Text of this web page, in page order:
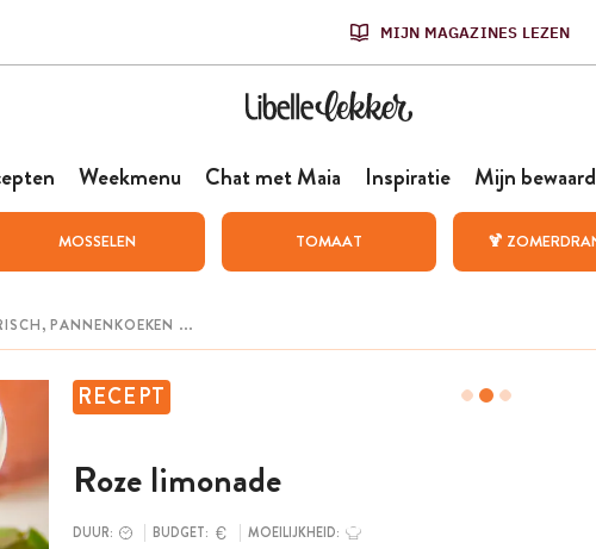
MIJN MAGAZINES LEZEN
Weekmenu Chat met Maia Inspiratie Mijn
MOSSELEN TOMAAT 🍹
RECEPT
Roze limonade
DUUR: BUDGET: MOEILIJKHEID: